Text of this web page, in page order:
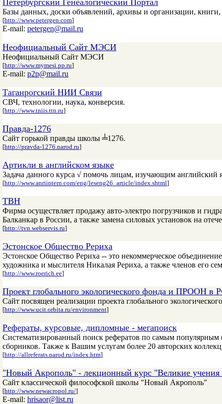
Петербургский Генеалогический Портал
Базы данных, доски объявлений, архивы и организации,
[http://www.petergen.com]
E-mail: petergen@mail.ru
Неофициальный Сайт МЭСИ
Неофициальный Сайт МЭСИ
[http://www.mymesi.pp.ru]
E-mail: p2p@mail.ru
Таганрогский НИИ Связи
СВЧ, технологии, наука, конверсия.
[http://www.tniis.ttn.ru]
Правда-1276
Сайт горькой правды школы ╧1276.
[http://pravda-1276.narod.ru]
Артикли в английском языке
Задача данного курса √ помочь лицам, изучающим
[http://www.anriintern.com/eng/leseng26_article/index.shtml]
ТВН
Фирма осуществляет продажу авто-электро погрузчиков и
Балканкар в России, а также замена силовых установок на
[http://tvn.webservis.ru]
Эстонское Общество Рериха
Эстонское Общество Рериха -- это некоммерческое
художника и мыслителя Никалая Рериха, а также членов его
[http://www.roerich.ee]
Проект глобального экологического фонда и ПРООН в
Cайт посвящен реализации проекта глобального
[http://www.ucit.orbita.ru/environment]
Рефераты, курсовые, дипломные - мегапоиск
Систематизированный поиск рефератов по самым популярным
сборников. Также к Вашим услугам более 20 авторских
[http://allreferats.narod.ru/index.htm]
"Новый Акрополь" - лекционный курс "Великие учения
Сайт классической философской школы "Новый Акрополь"
[http://www.newacropol.ru/]
E-mail: hrisaor@list.ru